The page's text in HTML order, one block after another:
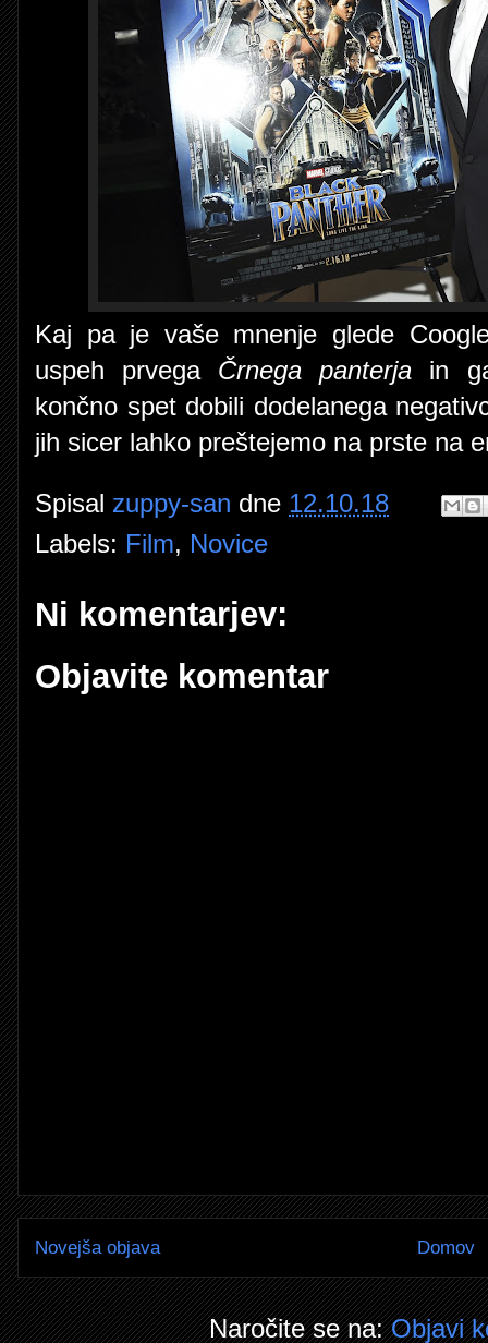
Kaj pa je vaše mnenje glede
uspeh prvega Črnega panterja in
končno spet dobili dodelanega
jih sicer lahko preštejemo na prste na
Spisal zuppy-san dne 12.10.18
Labels: Film, Novice
Ni komentarjev:
Objavite komentar
Novejša objava Domov
Naročite se na:Objavi